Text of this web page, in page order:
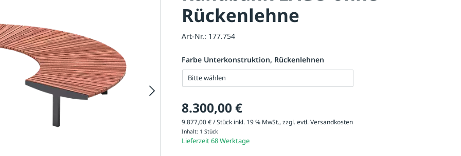
Rückenlehne
Art-Nr.: 177.754
Farbe Unterkonstruktion, Rückenlehnen
Bitte wählen
8.300,00 €
9.877,00 € / Stück inkl. 19 % MwSt., zzgl. evtl.Versandkosten
Inhalt: 1 Stück
Lieferzeit 68 Werktage